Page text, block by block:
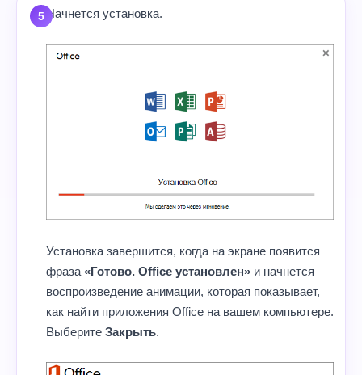
Начнется установка.
Установка завершится, когда на экране появится
фраза «Готово. Office установлен» и начнется
воспроизведение анимации, которая показывает,
как найти приложения Office на вашем компьютере.
Выберите Закрыть.